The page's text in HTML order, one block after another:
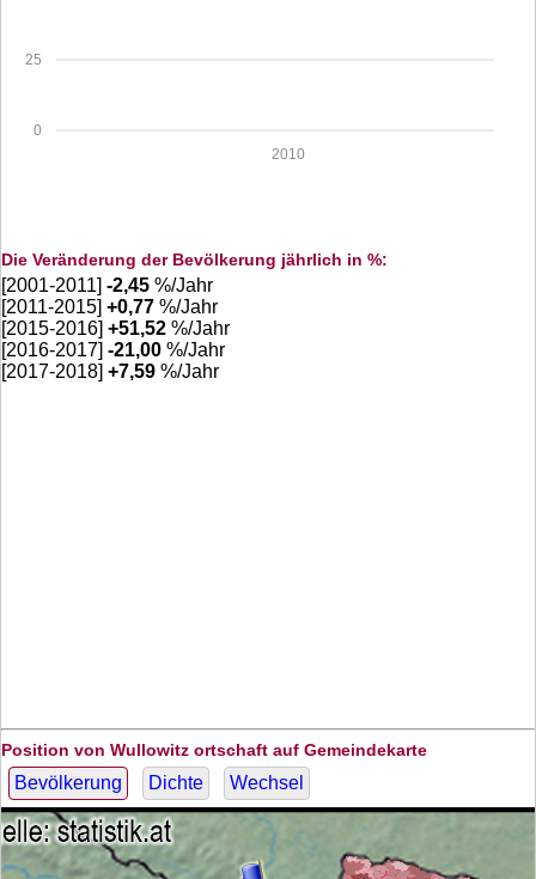
0
25
2010
Die Veränderung der Bevölkerung jährlich in %:
[2001-2011] -2,45 %/Jahr
[2011-2015] +0,77 %/Jahr
[2015-2016] +51,52 %/Jahr
[2016-2017] -21,00 %/Jahr
[2017-2018] +7,59 %/Jahr
Position von Wullowitz ortschaft auf Gemeindekarte
Bevölkerung Dichte Wechsel